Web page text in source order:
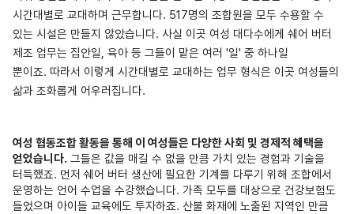
시간대별로 교대하며 근무합니다. 517명의 조합원을 모두 수용할 수
있는 시설은 만들지 않았습니다. 사실 이곳 여성 대다수에게 쉐어 버터
제조 업무는 집안일, 육아 등 그들이 맡은 여러 '일' 중 하나일
뿐이죠. 따라서 이렇게 시간대별로 교대하는 업무 형식은 이곳 여성들의
삶과 조화롭게 어우러집니다.
여성 협동조합 활동을 통해 이 여성들은 다양한 사회 및 경제적 혜택을
얻었습니다. 그들은 값을 매길 수 없을 만큼 가치 있는 경험과 기술을
터득했죠. 먼저 쉐어 버터 생산에 필요한 기계를 다루기 위해 조합에서
운영하는 언어 수업을 수강했습니다. 가족 모두를 대상으로 건강보험도
들었으며 아이들 교육에도 투자하죠. 산불 화재에 노출된 지역인 만큼